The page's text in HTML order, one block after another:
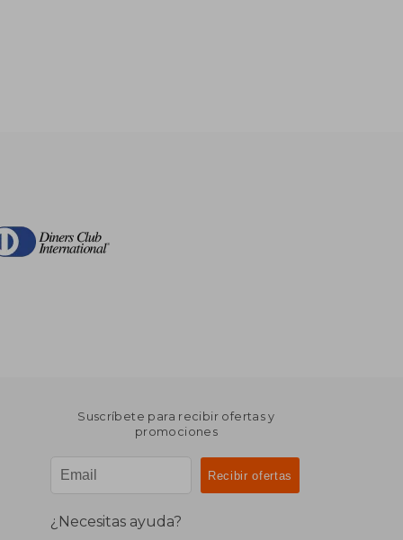
Suscríbete para recibir ofertas y
promociones
¿Necesitas ayuda?